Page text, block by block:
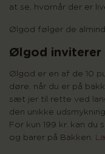
at se, hvornår der er
Ølgod følger de
Ølgod inviterer
Ølgod er en af de 10
døre, når du er på
sæt jer til rette ved
den unikke
For kun 199 kr. kan du
og barer på Bakken.